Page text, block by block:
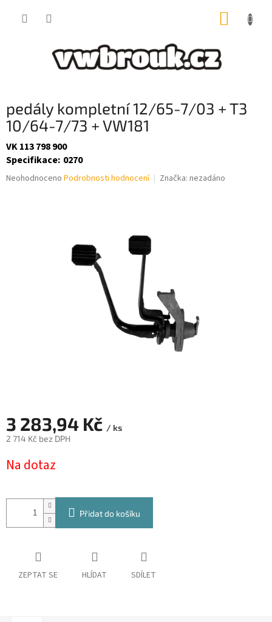
pedály kompletní 12/65-7/03 + T3
10/64-7/73 + VW181
VK 113 798 900
Specifikace: 0270
Průměrné
Neohodnoceno Podrobnosti hodnocení Značka: nezadáno
3 283,94 Kč / ks
2 714 Kč bez DPH
cena:
Na dotaz
Přidat do košíku
ZEPTAT SE HLÍDAT SDÍLET